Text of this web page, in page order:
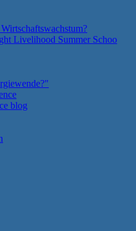
Livelihood Summer Schoo
blog